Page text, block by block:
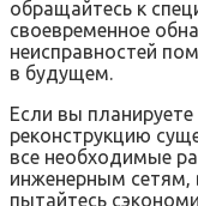
обращайтесь к
своевременное
неисправностей
в будущем.
Если вы
реконструкцию
все необходимые
инженерным
пытайтесь